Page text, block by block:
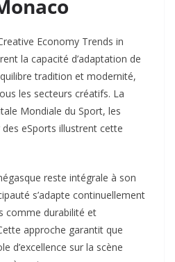
Economy Trends in
la capacité d’adaptation de
tradition et modernité,
les secteurs créatifs. La
Mondiale du Sport, les
des eSports illustrent cette
reste intégrale à son
s’adapte continuellement
comme durabilité et
approche garantit que
d’excellence sur la scène